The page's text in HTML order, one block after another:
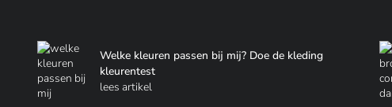
Welke kleuren passen bij mij? Doe de kleding
kleurentest
lees artikel